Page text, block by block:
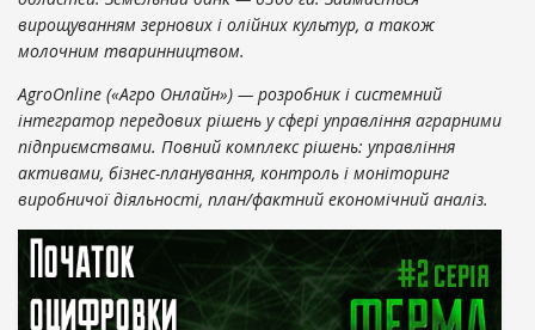
вирощуванням зернових і олійних культур, а також
молочним тваринництвом.
AgroOnline («Агро Онлайн») — розробник і системний
інтегратор передових рішень у сфері управління аграрними
підприємствами. Повний комплекс рішень: управління
активами, бізнес-планування, контроль і моніторинг
виробничої діяльності, план/фактний економічний аналіз.